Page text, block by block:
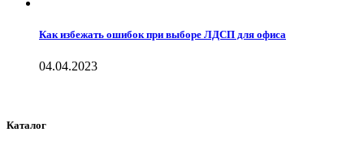
Как избежать ошибок при выборе ЛДСП для офиса
04.04.2023
Каталог